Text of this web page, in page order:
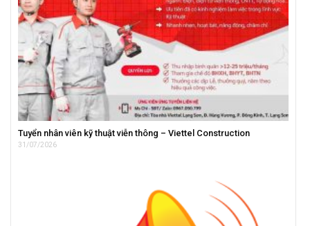
Tuyển nhân viên kỹ thuật viễn thông – Viettel Construction
31/07/2026